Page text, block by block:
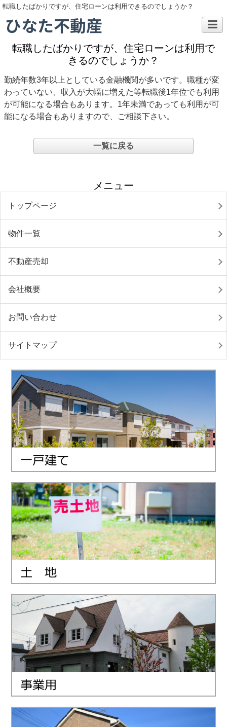
転職したばかりですが、住宅ローンは利用できるのでしょうか？
ひなた不動産
転職したばかりですが、住宅ローンは利用で
きるのでしょうか？
勤続年数3年以上としている金融機関が多いです。職種が変
わっていない、収入が大幅に増えた等転職後1年位でも利用
が可能になる場合もあります。1年未満であっても利用が可
能になる場合もありますので、ご相談下さい。
一覧に戻る
メニュー
トップページ
物件一覧
不動産売却
会社概要
お問い合わせ
サイトマップ